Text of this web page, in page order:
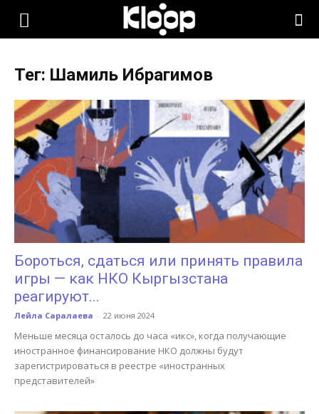
KLOOP.KG
Новости
Кыргызстана
Тег: Шамиль Ибрагимов
Бороться, сдаться или принять правила
игры — как НКО Кыргызстана
реагируют...
Лейла Саралаева - 22 июня 2024
Меньше месяца осталось до часа «икс», когда получающие
иностранное финансирование НКО должны будут
зарегистрироваться в реестре «иностранных
представителей»